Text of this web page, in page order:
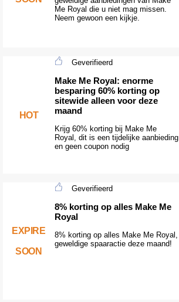
Me Royal die u niet mag missen.
Neem gewoon een kijkje.
HOT
Geverifieerd
Make Me Royal: enorme
besparing 60% korting op
sitewide alleen voor deze
maand
Krijg 60% korting bij Make Me
Royal, dit is een tijdelijke aanbieding
en geen coupon nodig
EXPIRE
SOON
Geverifieerd
8% korting op alles Make Me
Royal
8% korting op alles Make Me Royal,
geweldige spaaractie deze maand!